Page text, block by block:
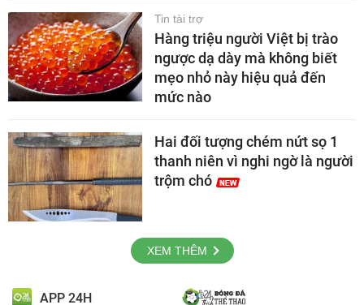
Tin tài trợ
Hàng triệu người Việt bị trào
ngược dạ dày mà không biết
mẹo nhỏ này hiệu quả đến
mức nào
Hai đối tượng chém nứt sọ 1
thanh niên vì nghi ngờ là người
trộm chó
XEM THÊM
APP 24H